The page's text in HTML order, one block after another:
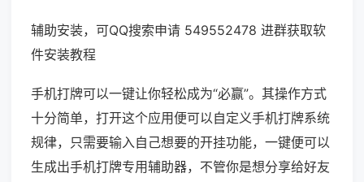
辅助安装，可QQ搜索申请 549552478 进群获取软
件安装教程
手机打牌可以一键让你轻松成为“必赢”。其操作方式
十分简单，打开这个应用便可以自定义手机打牌系统
规律，只需要输入自己想要的开挂功能，一键便可以
生成出手机打牌专用辅助器，不管你是想分享给好友